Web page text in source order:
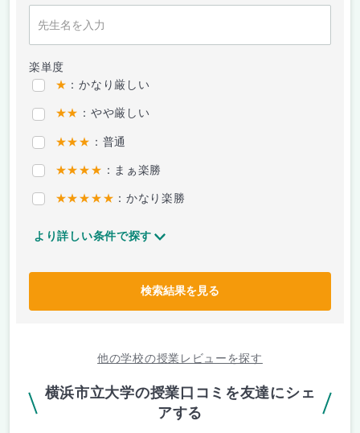
楽単度
★ ：かなり厳しい
★★ ：やや厳しい
★★★ ：普通
★★★★ ：まぁ楽勝
★★★★★ ：かなり楽勝
より詳しい条件で探す
検索結果を見る
他の学校の授業レビューを探す
横浜市立大学の授業口コミを友達にシェ
アする